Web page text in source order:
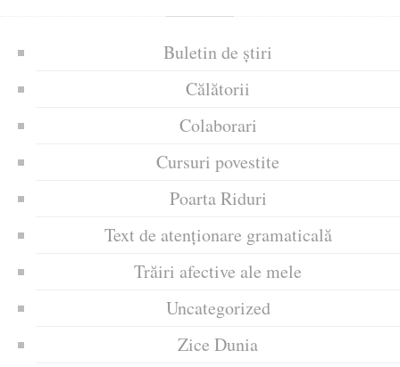
Buletin de știri
Călătorii
Colaborari
Cursuri povestite
Poarta Riduri
Text de atenționare gramaticală
Trăiri afective ale mele
Uncategorized
Zice Dunia